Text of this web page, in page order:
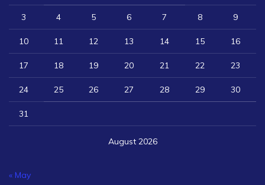
August 2026
3 4 5 6 7 8 9
10 11 12 13 14 15 16
17 18 19 20 21 22 23
24 25 26 27 28 29 30
31
« May